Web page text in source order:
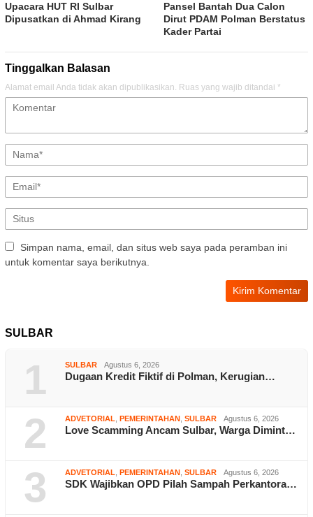
Upacara HUT RI Sulbar
Dipusatkan di Ahmad Kirang
Pansel Bantah Dua Calon
Dirut PDAM Polman Berstatus
Kader Partai
Tinggalkan Balasan
Alamat email Anda tidak akan dipublikasikan. Ruas yang wajib ditandai *
Simpan nama, email, dan situs web saya pada peramban ini
untuk komentar saya berikutnya.
SULBAR
1 SULBAR Agustus 6, 2026
Dugaan Kredit Fiktif di Polman, Kerugian…
2 ADVETORIAL PEMERINTAHAN SULBAR Agustus 6, 2026
Love Scamming Ancam Sulbar, Warga Dimint…
3 ADVETORIAL PEMERINTAHAN SULBAR Agustus 6, 2026
SDK Wajibkan OPD Pilah Sampah Perkantora…